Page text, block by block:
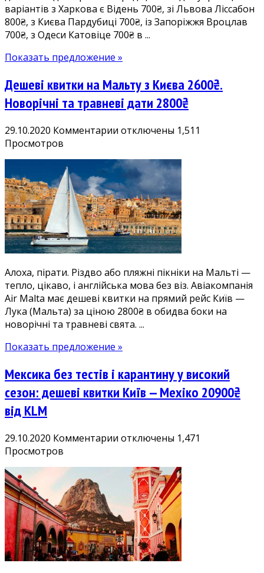
Чехію
700₴,
Австрію
Португалію
Є
Новий
рік
варіантів з Харкова є Відень 700₴, зі Львова Ліссабон
800₴, з Києва Пардубиці 700₴, із Запоріжжя Вроцлав
700₴, з Одеси Катовіце 700₴ в ...
Показать предложение »
Дешеві квитки на Мальту з Києва 2600₴.
Новорічні та травневі дати 2800₴
29.10.2020 Комментарии к
квитки
на
Мальту
з
Києва
2600₴.
Новорічні
травневі
дати
2800₴
отключены 1,511
Просмотров
Алоха, пірати. Різдво або пляжні пікніки на Мальті —
тепло, цікаво, і англійська мова без віз. Авіакомпанія
Air Malta має дешеві квитки на прямий рейс Київ —
Лука (Мальта) за ціною 2800₴ в обидва боки на
новорічні та травневі свята. ...
Показать предложение »
Мексика без тестів і карантину у високий
сезон: дешеві квитки Київ — Мехіко 20900₴
від KLM
29.10.2020 Комментарии к
без
тестів
і
карантину
у
високий
сезон:
отключены 1,471
Просмотров